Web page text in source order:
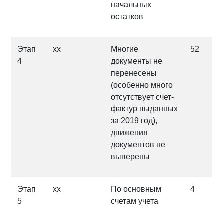
начальных
остатков
Этап
4
хх
Многие
документы не
перенесены
(особенно много
отсутствует счет-
фактур выданных
за 2019 год),
движения
документов не
выверены
52
Этап
5
хх
По основным
счетам учета
4